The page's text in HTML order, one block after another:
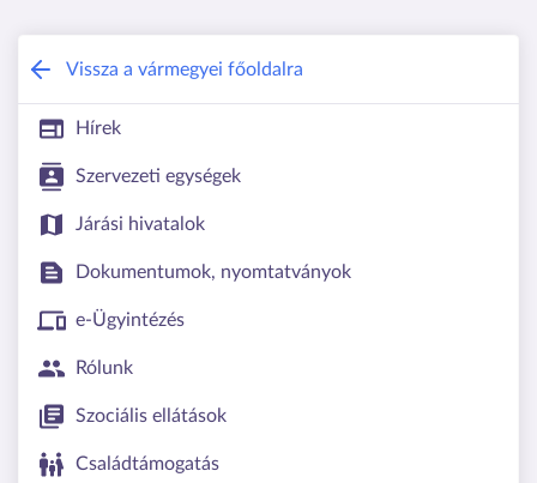
Csongrád-Csanád Vármegyei
Vissza a vármegyei főoldalra
Hírek
Szervezeti egységek
Járási hivatalok
Dokumentumok, nyomtatványok
e-Ügyintézés
Rólunk
Szociális ellátások
Családtámogatás